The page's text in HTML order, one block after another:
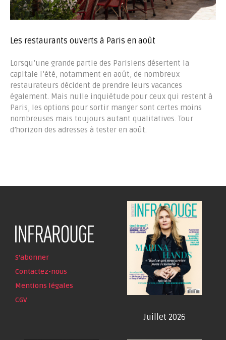
Les restaurants ouverts à Paris en août
Lorsqu’une grande partie des Parisiens désertent la
capitale l’été, notamment en août, de nombreux
restaurateurs décident de prendre leurs vacances
également. Mais nulle inquiétude pour ceux qui restent à
Paris, les options pour sortir manger sont certes moins
nombreuses mais toujours autant qualitatives. Tour
d’horizon des adresses à tester en août.
S'abonner
Contactez-nous
Mentions légales
CGV
Juillet 2026